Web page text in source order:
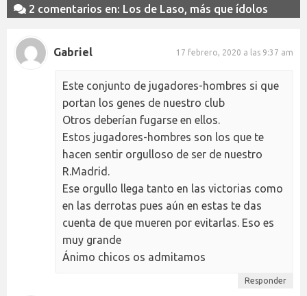
2 comentarios en: Los de Laso, más que ídolos
Gabriel 17 febrero, 2020 a las 9:37 am
Este conjunto de jugadores-hombres si que
portan los genes de nuestro club
Otros deberían fugarse en ellos.
Estos jugadores-hombres son los que te
hacen sentir orgulloso de ser de nuestro
R.Madrid.
Ese orgullo llega tanto en las victorias como
en las derrotas pues aún en estas te das
cuenta de que mueren por evitarlas. Eso es
muy grande
Ánimo chicos os admitamos
Responder